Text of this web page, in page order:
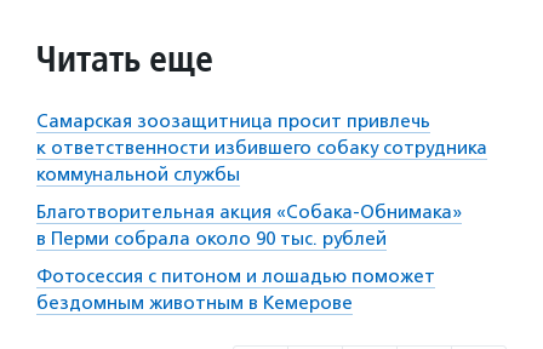
Читать еще
Самарская зоозащитница просит привлечь
к ответственности избившего собаку сотрудника
коммунальной службы
Благотворительная акция «Собака-Обнимака»
в Перми собрала около 90 тыс. рублей
Фотосессия с питоном и лошадью поможет
бездомным животным в Кемерове